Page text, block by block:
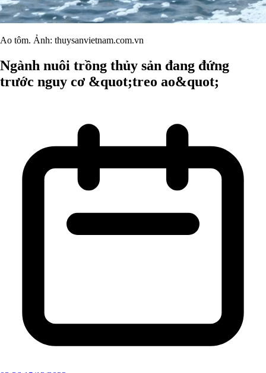
Ao tôm. Ảnh: thuysanvietnam.com.vn
Ngành nuôi trồng thủy sản đang đứng
trước nguy cơ &quot;treo ao&quot;